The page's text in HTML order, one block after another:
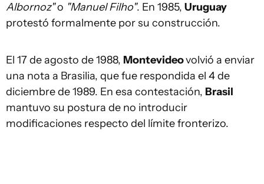
Albornoz"o "Manuel Filho". En 1985, Uruguay
protestó formalmente por su construcción.
El 17 de agosto de 1988, Montevideovolvió a enviar
una nota a Brasilia, que fue respondida el 4 de
diciembre de 1989. En esa contestación, Brasil
mantuvo su postura de no introducir
modificaciones respecto del límite fronterizo.